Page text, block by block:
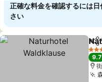
正確な料金を確認するには
さい
シ
5 ホ
9.7